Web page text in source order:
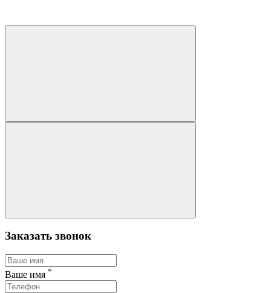
Заказать звонок
Ваше имя *